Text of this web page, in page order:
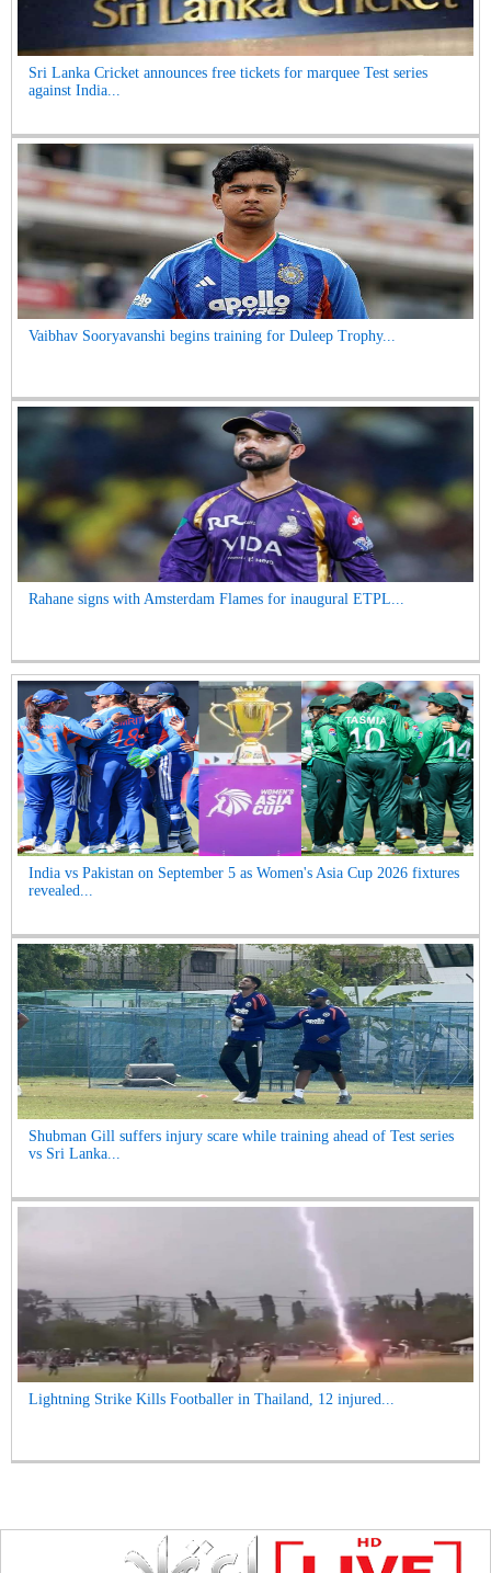
Sri Lanka Cricket announces free tickets for marquee Test series
against India...
Vaibhav Sooryavanshi begins training for Duleep Trophy...
Rahane signs with Amsterdam Flames for inaugural ETPL...
India vs Pakistan on September 5 as Women's Asia Cup 2026 fixtures
revealed...
Shubman Gill suffers injury scare while training ahead of Test series
vs Sri Lanka...
Lightning Strike Kills Footballer in Thailand, 12 injured...